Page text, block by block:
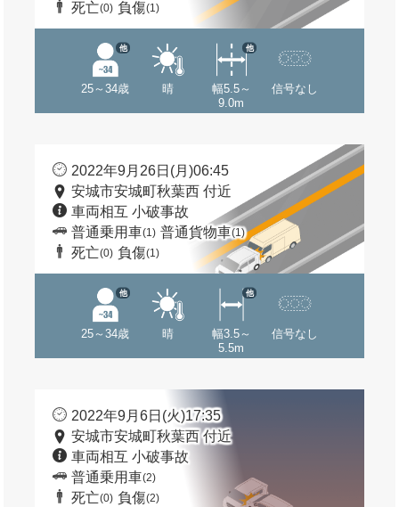
死亡(0) 負傷(1)
25～34歳
他
晴
幅5.5～
9.0m
他
信号なし
2022年9月26日(月)06:45
安城市安城町秋葉西 付近
車両相互 小破事故
普通乗用車(1) 普通貨物車(1)
死亡(0) 負傷(1)
25～34歳
他
晴
幅3.5～
5.5m
他
信号なし
2022年9月6日(火)17:35
安城市安城町秋葉西 付近
車両相互 小破事故
普通乗用車(2)
死亡(0) 負傷(2)